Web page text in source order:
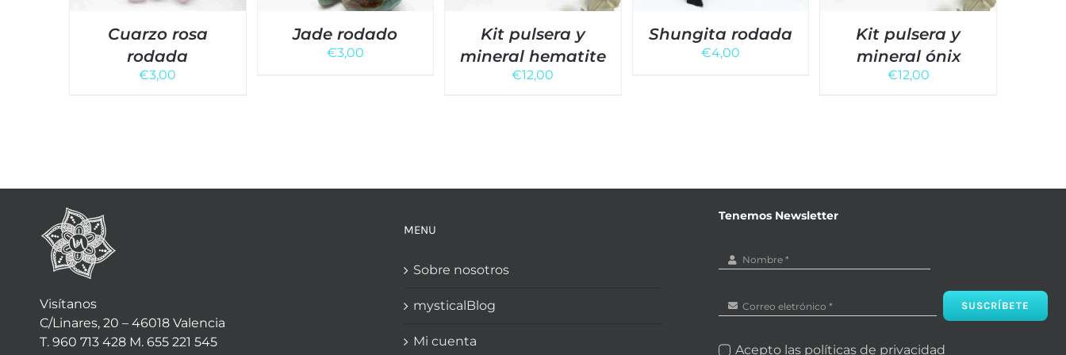
Cuarzo rosa
rodada
€3,00
Jade rodado
€3,00
Kit pulsera y
mineral hematite
€12,00
Shungita rodada
€4,00
Kit pulsera y
mineral ónix
€12,00
Visítanos
C/Linares, 20 – 46018 Valencia
T. 960 713 428 M. 655 221 545
MENU
Sobre nosotros
mysticalBlog
Mi cuenta
Tenemos Newsletter
SUSCRÍBETE
Acepto las políticas de privacidad